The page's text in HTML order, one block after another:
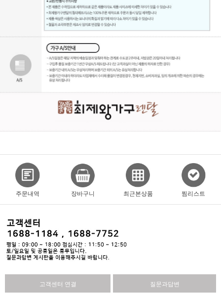
주문내역 장바구니 최근본상품 찜리스트
고객센터 연결 질문과답변